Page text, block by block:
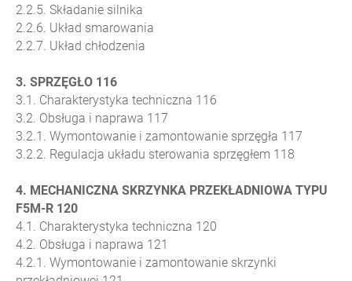
2.2.5. Składanie silnika
2.2.6. Układ smarowania
2.2.7. Układ chłodzenia
3. SPRZĘGŁO 116
3.1. Charakterystyka techniczna 116
3.2. Obsługa i naprawa 117
3.2.1. Wymontowanie i zamontowanie sprzęgła 117
3.2.2. Regulacja układu sterowania sprzęgłem 118
4. MECHANICZNA SKRZYNKA PRZEKŁADNIOWA TYPU
F5M-R 120
4.1. Charakterystyka techniczna 120
4.2. Obsługa i naprawa 121
4.2.1. Wymontowanie i zamontowanie skrzynki